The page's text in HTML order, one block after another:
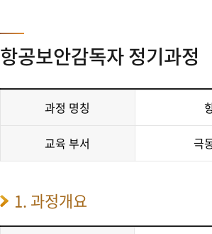
항공보안감독자 정기과정
과정 명칭
교육 부서 극
1. 과정개요